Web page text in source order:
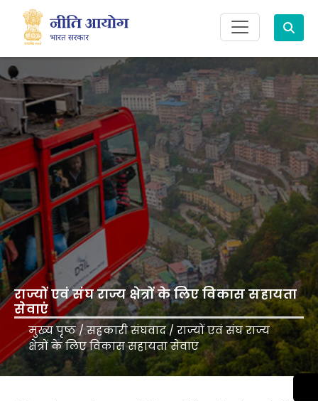
Search
मुख्य पृष्ठ/सहकारी संघवाद/राज्यों एवं संघ राज्य
क्षेत्रों के लिए विकास सहायता सेवाएं
राज्यों एवं संघ राज्य क्षेत्रों के लिए विकास सहायता
सेवाएं